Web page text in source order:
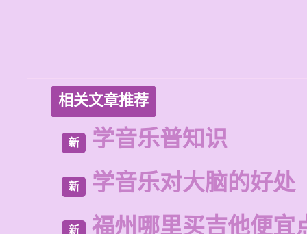
相关文章推荐
新 学音乐普知识
新 学音乐对大脑的好处
新 福州哪里买吉他便宜